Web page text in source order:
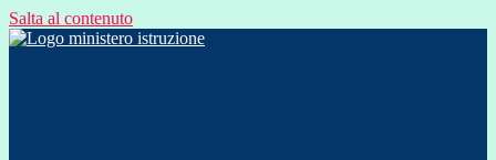
Salta al contenuto